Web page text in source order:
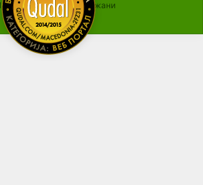
Сите права се задржани